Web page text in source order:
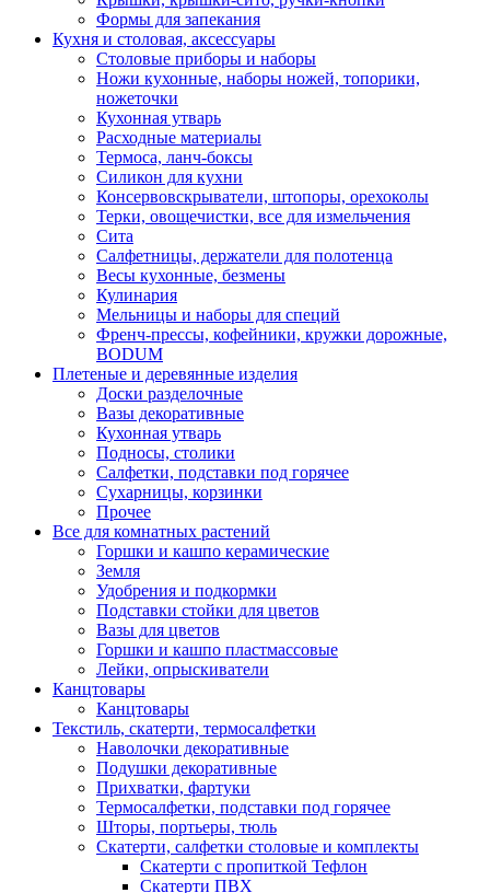
Формы для запекания
Кухня и столовая, аксессуары
Столовые приборы и наборы
Ножи кухонные, наборы ножей, топорики,
ножеточки
Кухонная утварь
Расходные материалы
Термоса, ланч-боксы
Силикон для кухни
Консервовскрыватели, штопоры, орехоколы
Терки, овощечистки, все для измельчения
Сита
Салфетницы, держатели для полотенца
Весы кухонные, безмены
Кулинария
Мельницы и наборы для специй
Френч-прессы, кофейники, кружки дорожные,
BODUM
Плетеные и деревянные изделия
Доски разделочные
Вазы декоративные
Кухонная утварь
Подносы, столики
Салфетки, подставки под горячее
Сухарницы, корзинки
Прочее
Все для комнатных растений
Горшки и кашпо керамические
Земля
Удобрения и подкормки
Подставки стойки для цветов
Вазы для цветов
Горшки и кашпо пластмассовые
Лейки, опрыскиватели
Канцтовары
Канцтовары
Текстиль, скатерти, термосалфетки
Наволочки декоративные
Подушки декоративные
Прихватки, фартуки
Термосалфетки, подставки под горячее
Шторы, портьеры, тюль
Скатерти, салфетки столовые и комплекты
Скатерти с пропиткой Тефлон
Скатерти ПВХ